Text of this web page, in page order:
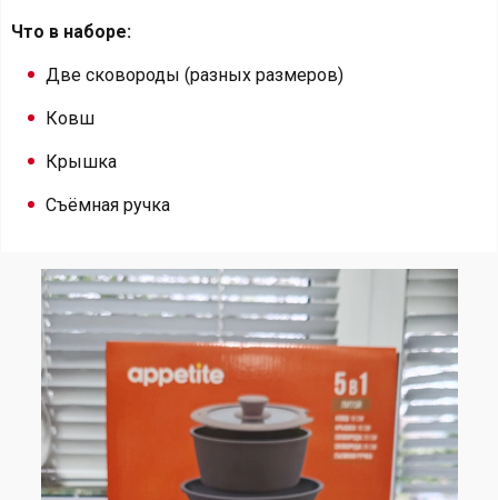
Что в наборе:
Две сковороды (разных размеров)
Ковш
Крышка
Съёмная ручка